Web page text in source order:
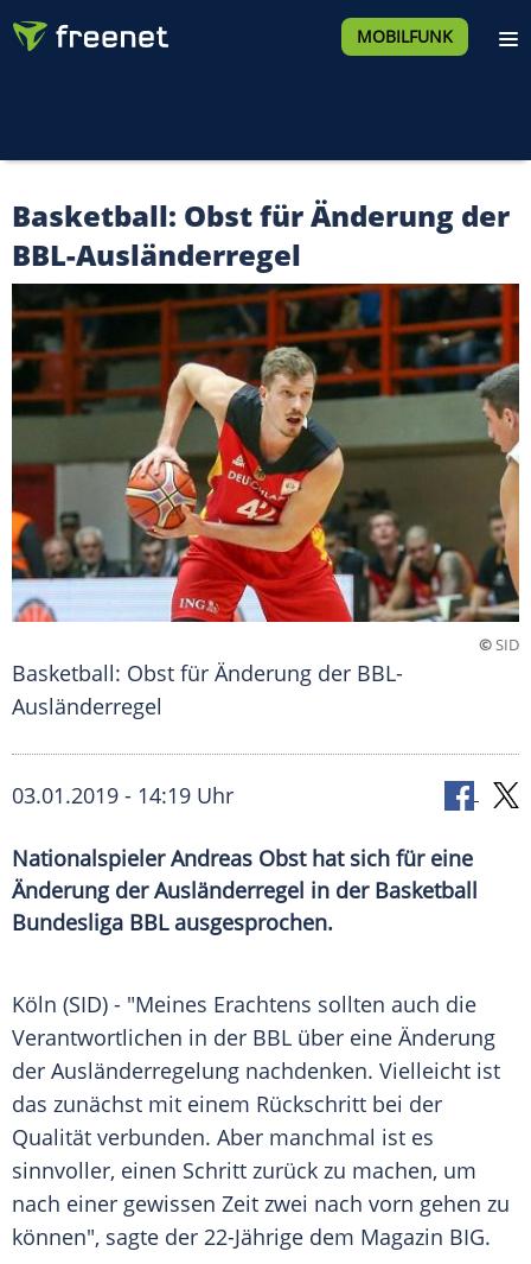
MOBILFUNK
Basketball: Obst für Änderung der
BBL-Ausländerregel
©SID
Basketball: Obst für Änderung der BBL-
Ausländerregel
03.01.2019 - 14:19 Uhr
Nationalspieler Andreas Obst hat sich für eine
Änderung der Ausländerregel in der Basketball
Bundesliga BBL ausgesprochen.
Köln (SID) - "Meines Erachtens sollten auch die
Verantwortlichen in der BBL über eine Änderung
der Ausländerregelung nachdenken. Vielleicht ist
das zunächst mit einem Rückschritt bei der
Qualität verbunden. Aber manchmal ist es
sinnvoller, einen Schritt zurück zu machen, um
nach einer gewissen Zeit zwei nach vorn gehen zu
können", sagte der 22-Jährige dem Magazin BIG.